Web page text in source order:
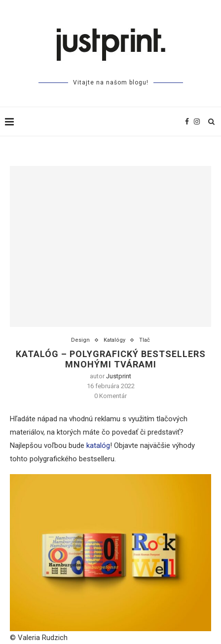
Vitajte na našom blogu!
Design Katalógy Tlač
KATALÓG – POLYGRAFICKÝ BESTSELLERS
MNOHÝMI TVÁRAMI
autor Justprint
16 februára 2022
0 Komentár
Hľadáte nápad na vhodnú reklamu s využitím tlačových
materiálov, na ktorých máte čo povedať či predstaviť?
Najlepšou voľbou bude katalóg! Objavte najväčšie výhody
tohto polygrafického bestselleru.
© Valeria Rudzich